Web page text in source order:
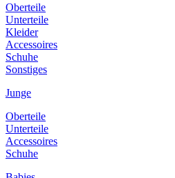
Oberteile
Unterteile
Kleider
Accessoires
Schuhe
Sonstiges
Junge
Oberteile
Unterteile
Accessoires
Schuhe